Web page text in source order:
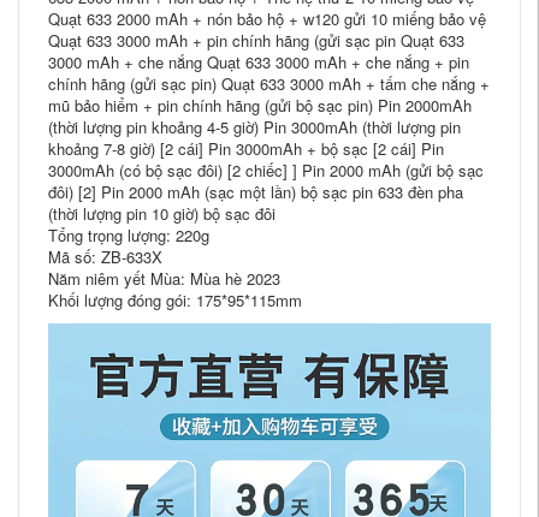
Quạt 633 2000 mAh + nón bảo hộ + w120 gửi 10 miếng bảo vệ
Quạt 633 3000 mAh + pin chính hãng (gửi sạc pin Quạt 633
3000 mAh + che nắng Quạt 633 3000 mAh + che nắng + pin
chính hãng (gửi sạc pin) Quạt 633 3000 mAh + tấm che nắng +
mũ bảo hiểm + pin chính hãng (gửi bộ sạc pin) Pin 2000mAh
(thời lượng pin khoảng 4-5 giờ) Pin 3000mAh (thời lượng pin
khoảng 7-8 giờ) [2 cái] Pin 3000mAh + bộ sạc [2 cái] Pin
3000mAh (có bộ sạc đôi) [2 chiếc] ] Pin 2000 mAh (gửi bộ sạc
đôi) [2] Pin 2000 mAh (sạc một lần) bộ sạc pin 633 đèn pha
(thời lượng pin 10 giờ) bộ sạc đôi
Tổng trọng lượng: 220g
Mã số: ZB-633X
Năm niêm yết Mùa: Mùa hè 2023
Khối lượng đóng gói: 175*95*115mm